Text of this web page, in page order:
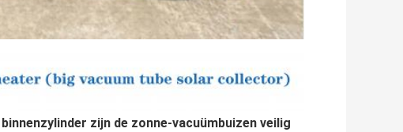
zijn de zonne-vacuümbuizen veilig